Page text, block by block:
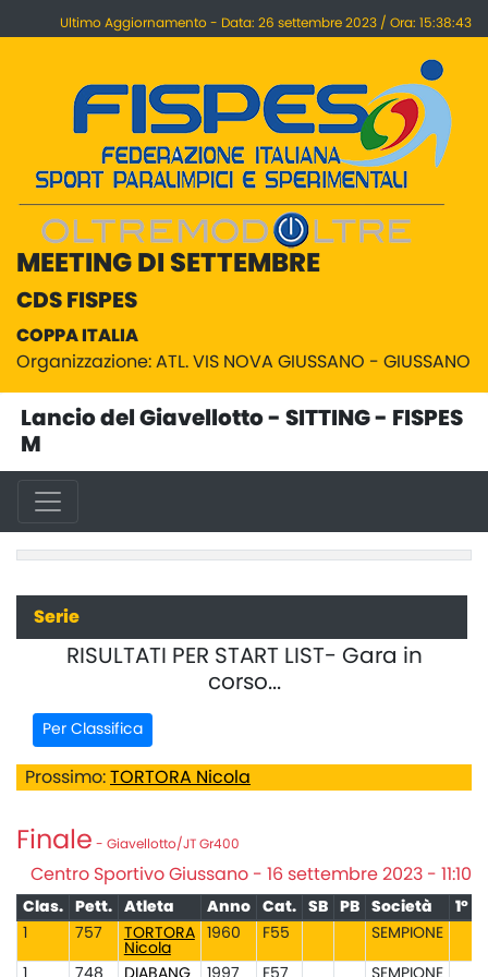
Ultimo Aggiornamento - Data: 26 settembre 2023 / Ora: 15:38:43
MEETING DI SETTEMBRE
CDS FISPES
COPPA ITALIA
Organizzazione: ATL. VIS NOVA GIUSSANO - GIUSSANO
Lancio del Giavellotto - SITTING - FISPES
M
Serie
RISULTATI PER START LIST- Gara in
corso...
Per Classifica
Prossimo: TORTORA Nicola
Finale - Giavellotto/JT Gr400
Centro Sportivo Giussano - 16 settembre 2023 - 11:10
Clas. Pett. Atleta Anno Cat. SB PB Società 1°
757
TORTORA
Nicola
1960 F55 SEMPIONE
748 DIABANG 1997 F57 SEMPIONE